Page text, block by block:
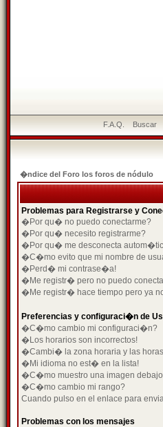
F.A.Q. Buscar
�ndice del Foro los foros de nódulo
Problemas para Registrarse y
�Por qu� no puedo conectarme?
�Por qu� necesito registrarme?
�Por qu� me desconecta
�C�mo evito que mi nombre de
�Perd� mi contrase�a!
�Me registr� pero no puedo
�Me registr� hace tiempo pero ya
Preferencias y configuraci�n de
�C�mo cambio mi configuraci�n?
�Los horarios son incorrectos!
�Cambi� la zona horaria y las
�Mi idioma no est� en la lista!
�C�mo muestro una imagen
�C�mo cambio mi rango?
Cuando pulso en el enlace para
Problemas con los mensajes